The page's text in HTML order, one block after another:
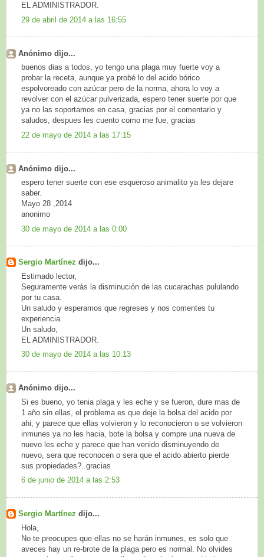
EL ADMINISTRADOR.
29 de abril de 2014 a las 16:55
Anónimo dijo...
buenos dias a todos, yo tengo una plaga muy fuerte voy a
probar la receta, aunque ya probé lo del acido bórico
espolvoreado con azúcar pero de la norma, ahora lo voy a
revolver con el azúcar pulverizada, espero tener suerte por que
ya no las soportamos en casa, gracias por el comentario y
saludos, despues les cuento como me fue, gracias
22 de mayo de 2014 a las 17:15
Anónimo dijo...
espero tener suerte con ese esqueroso animalito ya les dejare
saber.
Mayo 28 ,2014
anonimo
30 de mayo de 2014 a las 0:00
Sergio Martínez dijo...
Estimado lector,
Seguramente verás la disminución de las cucarachas pululando
por tu casa.
Un saludo y esperamos que regreses y nos comentes tu
experiencia.
Un saludo,
EL ADMINISTRADOR.
30 de mayo de 2014 a las 10:13
Anónimo dijo...
Si es bueno, yo tenia plaga y les eche y se fueron, dure mas de
1 año sin ellas, el problema es que deje la bolsa del acido por
ahi, y parece que ellas volvieron y lo reconocieron o se volvieron
inmunes ya no les hacia, bote la bolsa y compre una nueva de
nuevo les eche y parece que han venido disminuyendo de
nuevo, sera que reconocen o sera que el acido abierto pierde
sus propiedades?..gracias
6 de junio de 2014 a las 2:53
Sergio Martínez dijo...
Hola,
No te preocupes que ellas no se harán inmunes, es solo que
aveces hay un re-brote de la plaga pero es normal. No olvides